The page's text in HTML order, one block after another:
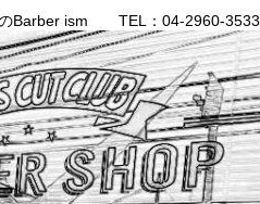
のBarber ism TEL：04-2960-3533